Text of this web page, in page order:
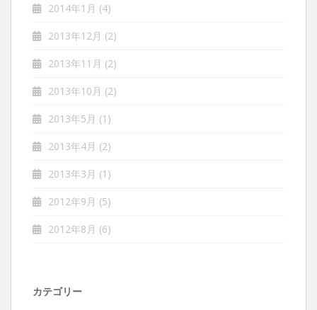
2014年1月 (4)
2013年12月 (2)
2013年11月 (2)
2013年10月 (2)
2013年5月 (1)
2013年4月 (2)
2013年3月 (1)
2012年9月 (5)
2012年8月 (6)
カテゴリー